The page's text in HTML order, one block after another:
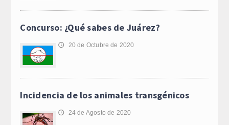
Concurso: ¿Qué sabes de Juárez?
🕔 20 de Octubre de 2020
Incidencia de los animales transgénicos
🕔 24 de Agosto de 2020